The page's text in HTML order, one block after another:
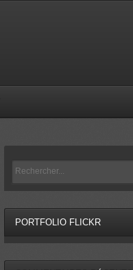
PORTFOLIO FLICKR